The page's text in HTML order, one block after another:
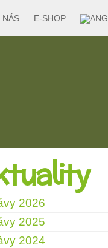
E-SHOP
NÁS
2026
2025
2024